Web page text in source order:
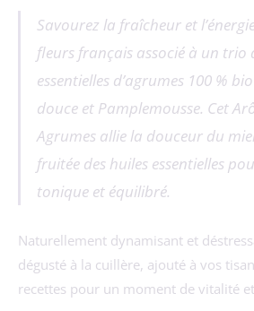
Savourez la fraîcheur et
fleurs français associé à un trio
essentielles d’agrumes 100 %
douce et Pamplemousse. Cet
Agrumes allie la douceur du
fruitée des huiles essentielles
tonique et équilibré.
Naturellement dynamisant et
dégusté à la cuillère, ajouté à vos
recettes pour un moment de vitalité